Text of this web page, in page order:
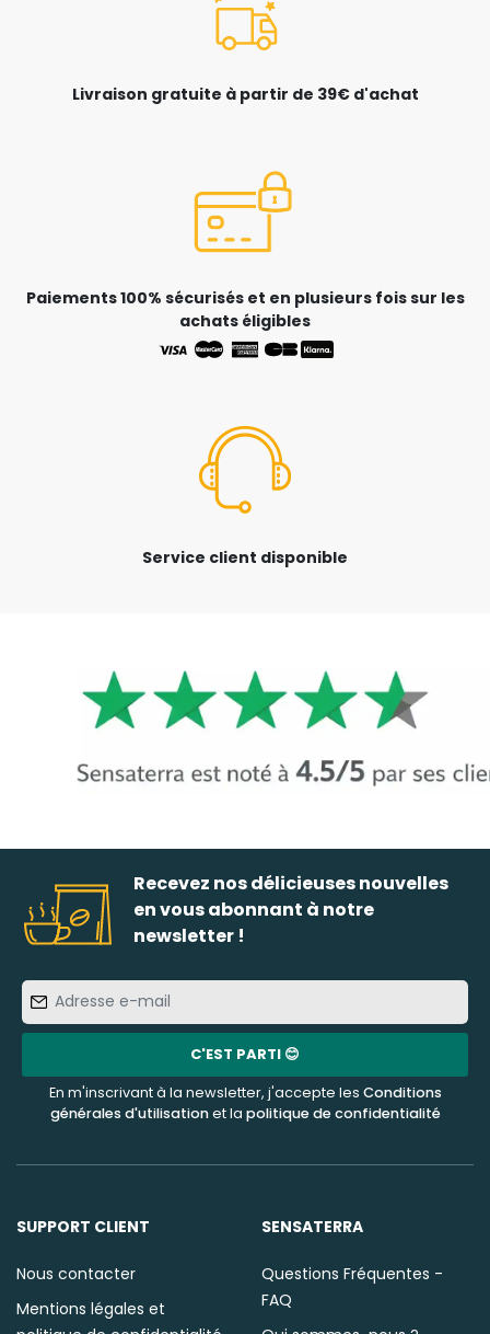
Livraison gratuite à partir de 39€ d'achat
Paiements 100% sécurisés et en plusieurs fois sur les
achats éligibles
Service client disponible
Recevez nos délicieuses nouvelles
en vous abonnant à notre
newsletter !
e-
mail
C'EST PARTI 😊
En m'inscrivant à la newsletter, j'accepte les Conditions
générales d'utilisationet la politique de confidentialité
SUPPORT CLIENT
Nous contacter
Mentions légales et
SENSATERRA
Questions Fréquentes -
FAQ